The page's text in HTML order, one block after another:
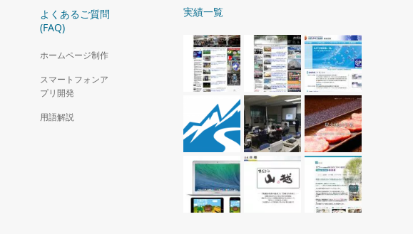
よくあるご質問
(FAQ)
ホームページ制作
スマートフォンア
プリ開発
用語解説
実績一覧